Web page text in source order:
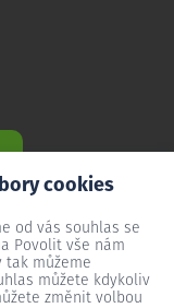
cookies
od vás souhlas se
Povolit vše nám
tak můžeme
můžete kdykoliv
změnit volbou